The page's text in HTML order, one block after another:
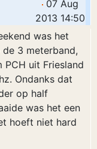
07 Aug
2013 14:50
was het
3 meterband,
PCH uit Friesland
Ondanks dat
op half
was het een
hoeft niet hard